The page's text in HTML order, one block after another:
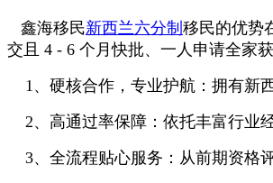
鑫海移民新西兰六分制 移民的优势
交且 4 - 6 个月快批、一人申请全家
1、硬核合作，专业护航：拥有新
2、高通过率保障：依托丰富行业
3、全流程贴心服务：从前期资格